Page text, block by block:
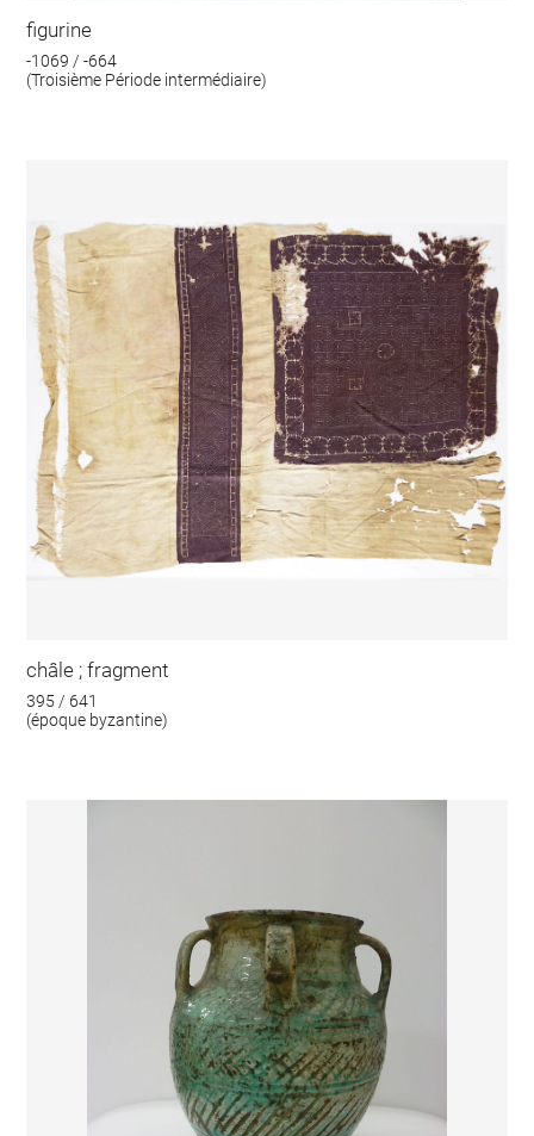
figurine
-1069 / -664
(Troisième Période intermédiaire)
châle ; fragment
395 / 641
(époque byzantine)